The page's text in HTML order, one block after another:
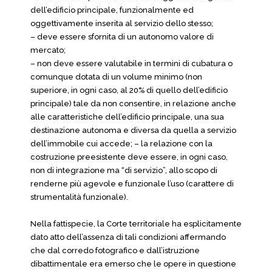
dell’edificio principale, funzionalmente ed
oggettivamente inserita al servizio dello stesso;
– deve essere sfornita di un autonomo valore di
mercato;
– non deve essere valutabile in termini di cubatura o
comunque dotata di un volume minimo (non
superiore, in ogni caso, al 20% di quello dell’edificio
principale) tale da non consentire, in relazione anche
alle caratteristiche dell’edificio principale, una sua
destinazione autonoma e diversa da quella a servizio
dell’immobile cui accede; – la relazione con la
costruzione preesistente deve essere, in ogni caso,
non di integrazione ma “di servizio”, allo scopo di
renderne più agevole e funzionale l’uso (carattere di
strumentalità funzionale).
Nella fattispecie, la Corte territoriale ha esplicitamente
dato atto dell’assenza di tali condizioni affermando
che dal corredo fotografico e dall’istruzione
dibattimentale era emerso che le opere in questione